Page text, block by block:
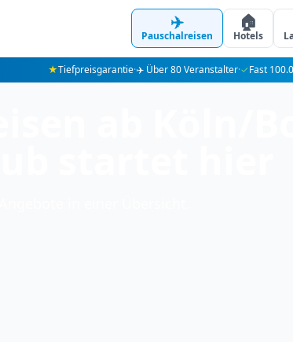
✈️
Pauschalreisen
🏠
Hotels
★Tiefpreisgarantie·✈️ Über 80 Veranstalter·✓Fast